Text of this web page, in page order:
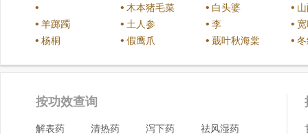
• • 木本猪毛菜 • 白头婆 •
• 羊踯躅 • 土人参 • 李 •
• 杨桐 • 假鹰爪 • 蕺叶秋海棠 •
按功效查询
解表药 清热药 泻下药
祛风湿药